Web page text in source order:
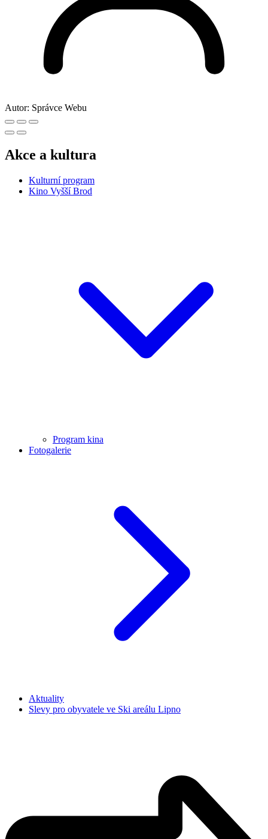
Autor: Správce Webu
Akce a kultura
Kulturní program
Kino Vyšší Brod
Program kina
Fotogalerie
Aktuality
Slevy pro obyvatele ve Ski areálu Lipno